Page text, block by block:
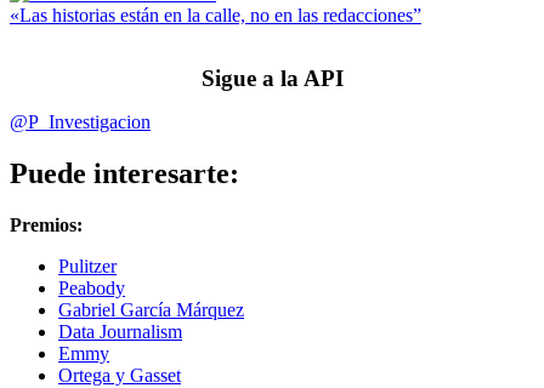
«Las historias están en la calle, no en las redacciones”
Sigue a la API
@P_Investigacion
Puede interesarte:
Premios:
Pulitzer
Peabody
Gabriel García Márquez
Data Journalism
Emmy
Ortega y Gasset